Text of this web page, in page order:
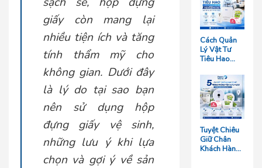
giấy còn mang lại
nhiều tiện ích và tăng
tính thẩm mỹ cho
không gian. Dưới đây
là lý do tại sao bạn
nên sử dụng hộp
đựng giấy vệ sinh,
những lưu ý khi lựa
chọn và gợi ý về sản
Cách Quản
Lý Vật Tư
Tiêu Hao
Sạn Quy Mô
Trên 50
Phòng Giúp
Tối Ưu Chi
Phí Vận
Hành
Tuyệt Chiêu
Giữ Chân
Khách Hàng: